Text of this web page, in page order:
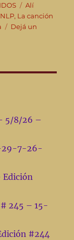
Etiquetas
Alí
, La canción
Dejá un
5/8/26 –
-29-7-26-
Edición
245 – 15-
#244